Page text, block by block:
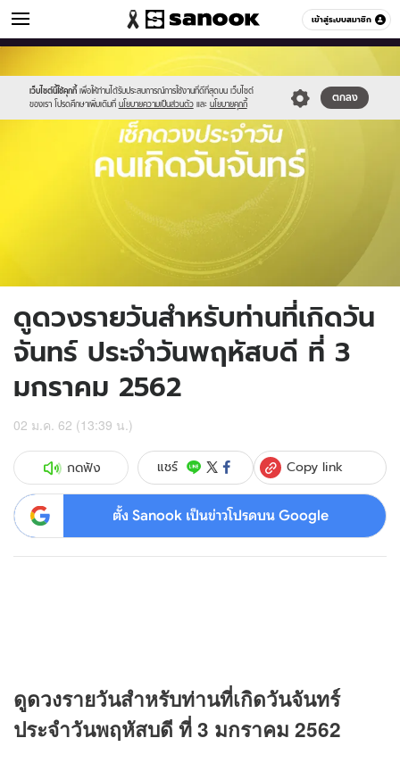
เข้าสู่ระบบสมาชิก
ดูดวง หมวดอื่นๆ
เว็บไซต์นี้ใช้คุกกี้ เพื่อให้ท่านได้รับประสบการณ์การใช้งานที่ดีที่สุดบน เว็บไซต์
ของเรา โปรดศึกษาเพิ่มเติมที่ นโยบายความเป็นส่วนตัว และ นโยบายคุกกี้
ตกลง
//s.isanook.com/sr/0/images/logo-
new-
sanook.png
//s.isanook.com/ho/0/ud/fxd/day/monday.jpg
ดูดวงรายวันสำหรับท่านที่เกิดวัน
จันทร์ ประจำวันพฤหัสบดี ที่ 3
มกราคม 2562
02 ม.ค. 62 (13:39 น.)
กดฟัง แชร์ Copy link
ตั้ง Sanook เป็นข่าวโปรดบน Google
ดูดวงรายวันสำหรับท่านที่เกิดวันจันทร์
ประจำวันพฤหัสบดี ที่ 3 มกราคม 2562